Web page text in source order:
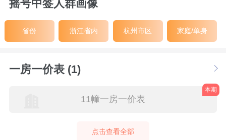
摇号中签人群画像
省份 浙江省内 杭州市区 家庭/单身
一房一价表 (1)
11幢一房一价表
本期
点击查看全部